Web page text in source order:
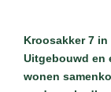
Kroosakker 7
Uitgebouwd en
wonen